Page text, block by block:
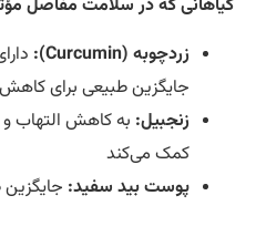
که در سلامت مفاصل مؤثرند:
زردچوبه (Curcumin):
دارای
جایگزین طبیعی برای کاهش
زنجبیل:به کاهش التهاب و
کمک می‌کند
پوست بید سفید:جایگزین